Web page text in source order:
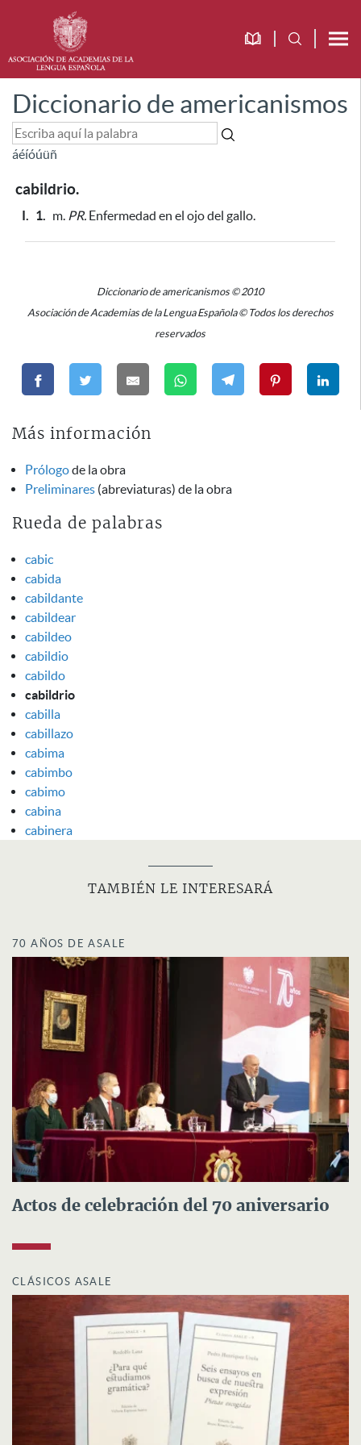
Diccionario de americanismos
áéíóúüñ
cabildrio.
I. 1. m. PR. Enfermedad en el ojo del gallo.
Diccionario de americanismos © 2010
Asociación de Academias de la Lengua Española © Todos los derechos
reservados
Más información
Prólogode la obra
Preliminares (abreviaturas) de la obra
Rueda de palabras
cabic
cabida
cabildante
cabildear
cabildeo
cabildio
cabildo
cabildrio
cabilla
cabillazo
cabima
cabimbo
cabimo
cabina
cabinera
TAMBIÉN LE INTERESARÁ
70 AÑOS DE ASALE
Actos de celebración del 70 aniversario
CLÁSICOS ASALE